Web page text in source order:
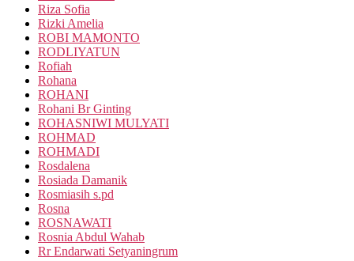
Riza Sofia
Rizki Amelia
ROBI MAMONTO
RODLIYATUN
Rofiah
Rohana
ROHANI
Rohani Br Ginting
ROHASNIWI MULYATI
ROHMAD
ROHMADI
Rosdalena
Rosiada Damanik
Rosmiasih s.pd
Rosna
ROSNAWATI
Rosnia Abdul Wahab
Rr Endarwati Setyaningrum